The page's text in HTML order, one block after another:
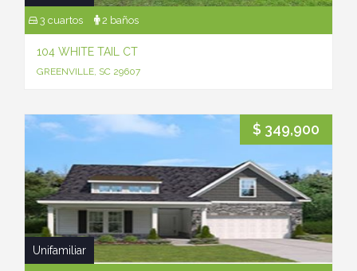
3 cuartos 2 baños
104 WHITE TAIL CT
GREENVILLE, SC 29607
$ 349,900
Unifamiliar